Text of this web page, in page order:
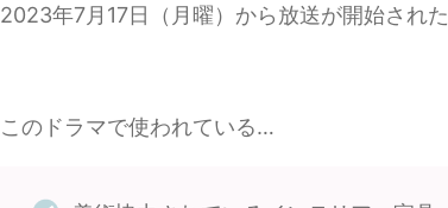
2023年7月17日（月曜）から放送が開始された
このドラマで使われている…